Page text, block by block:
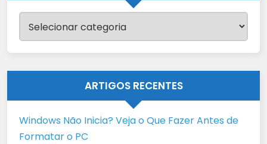
ARTIGOS RECENTES
Windows Não Inicia? Veja o Que Fazer Antes de
Formatar o PC